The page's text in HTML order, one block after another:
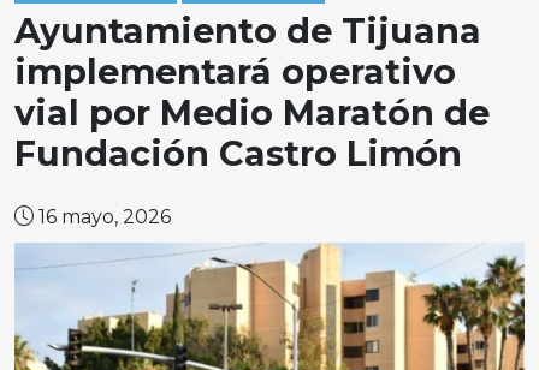
Ayuntamiento de Tijuana
implementará operativo
vial por Medio Maratón de
Fundación Castro Limón
16 mayo, 2026